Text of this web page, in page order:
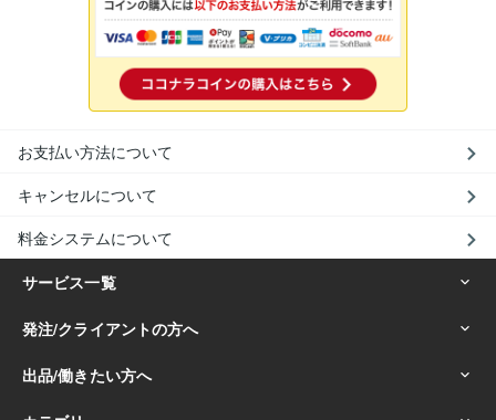
お支払い方法について
キャンセルについて
料金システムについて